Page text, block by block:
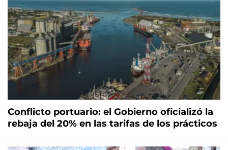
Conflicto portuario: el Gobierno oficializó la
rebaja del 20% en las tarifas de los prácticos